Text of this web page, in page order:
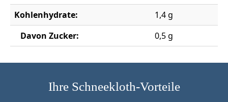
Kohlenhydrate:
1,4 g
Davon Zucker:
0,5 g
Ihre Schneekloth-Vorteile